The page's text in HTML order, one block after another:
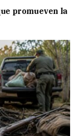
promueven la